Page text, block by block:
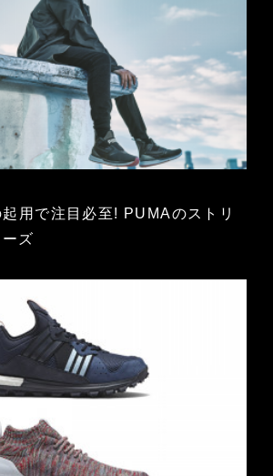
用で注目必至! PUMAのストリ
ズ